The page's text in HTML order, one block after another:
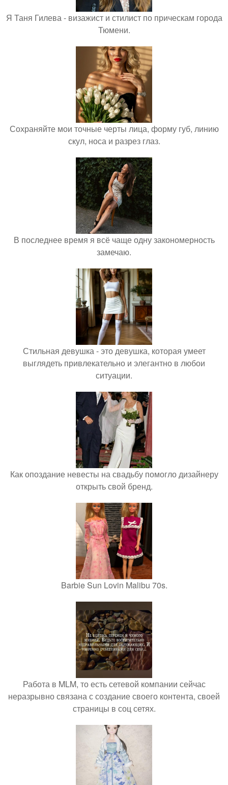
Я Таня Гилева - визажист и стилист по прическам города
Тюмени.
Сохраняйте мои точные черты лица, форму губ, линию
скул, носа и разрез глаз.
В последнее время я всё чаще одну закономерность
замечаю.
Стильная девушка - это девушка, которая умеет
выглядеть привлекательно и элегантно в любои
ситуации.
Как опоздание невесты на свадьбу помогло дизайнеру
открыть свой бренд.
Barbie Sun Lovin Malibu 70s.
Работа в MLM, то есть сетевой компании сейчас
неразрывно связана с создание своего контента, своей
страницы в соц сетях.